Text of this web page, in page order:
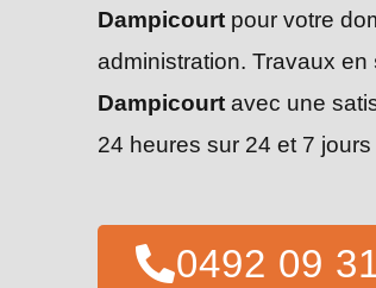
Dampicourt pour votre
administration. Travaux en
Dampicourt avec une
24 heures sur 24 et 7 jours
0492 09